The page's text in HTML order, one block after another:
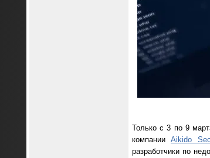
Только с 3 по 9
компании Aikido
разработчики по